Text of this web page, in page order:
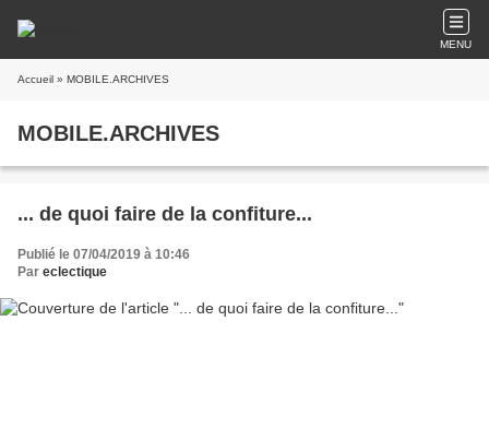
MENU
Accueil » MOBILE.ARCHIVES
MOBILE.ARCHIVES
... de quoi faire de la confiture...
Publié le 07/04/2019 à 10:46
Par eclectique